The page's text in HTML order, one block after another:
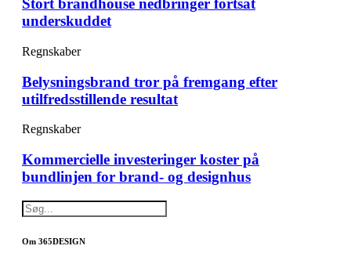
Stort brandhouse nedbringer fortsat
underskuddet
Regnskaber
Belysningsbrand tror på fremgang efter
utilfredsstillende resultat
Regnskaber
Kommercielle investeringer koster på
bundlinjen for brand- og designhus
Om 365DESIGN